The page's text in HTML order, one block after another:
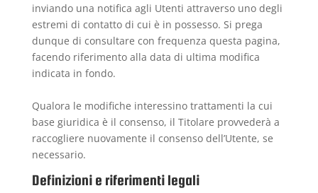
inviando una notifica agli Utenti attraverso uno degli
estremi di contatto di cui è in possesso. Si prega
dunque di consultare con frequenza questa pagina,
facendo riferimento alla data di ultima modifica
indicata in fondo.
Qualora le modifiche interessino trattamenti la cui
base giuridica è il consenso, il Titolare provvederà a
raccogliere nuovamente il consenso dell’Utente, se
necessario.
Definizioni e riferimenti legali